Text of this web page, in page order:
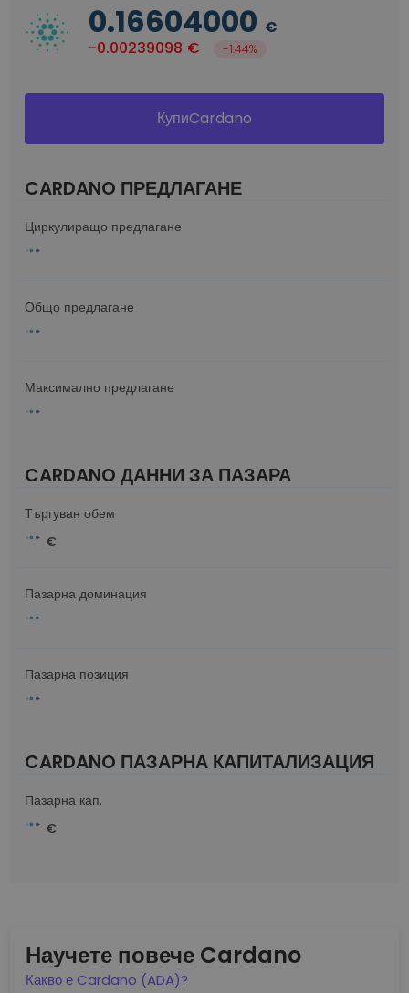
Научете повече Cardano
Какво е Cardano (ADA)?
0.16604000 €
-0.00239098 € -1.44%
КупиCardano
CARDANO ПРЕДЛАГАНЕ
Циркулиращо предлагане
Общо предлагане
Максимално предлагане
CARDANO ДАННИ ЗА ПАЗАРА
Търгуван обем
€
Пазарна доминация
Пазарна позиция
CARDANO ПАЗАРНА КАПИТАЛИЗАЦИЯ
Пазарна кап.
€